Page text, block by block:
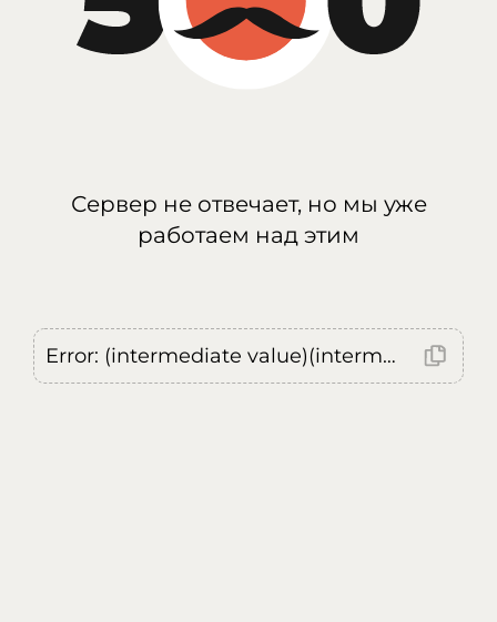
Сервер не отвечает, но мы уже
работаем над этим
Error: (intermediate value)(intermediate value)(intermediate value).replaceAll is not a function